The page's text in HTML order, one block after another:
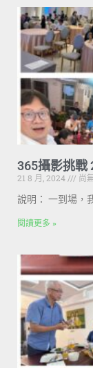
365攝影挑戰
21 8 月, 2024
尚
說明： 一到場，
閱讀更多 »